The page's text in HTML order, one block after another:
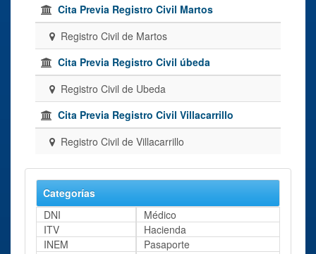
Cita Previa Registro Civil Martos
Registro Civil de Martos
Cita Previa Registro Civil úbeda
Registro Civil de Ubeda
Cita Previa Registro Civil Villacarrillo
Registro Civil de Villacarrillo
Categorías
DNI
Médico
ITV
Hacienda
INEM
Pasaporte